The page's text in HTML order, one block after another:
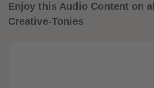
Enjoy this Audio Content on all
Creative-Tonies